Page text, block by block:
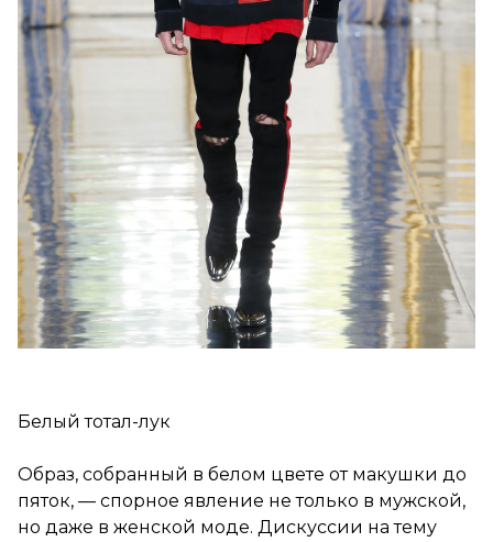
Белый тотал-лук
Образ, собранный в белом цвете от макушки до
пяток, — спорное явление не только в мужской,
но даже в женской моде. Дискуссии на тему